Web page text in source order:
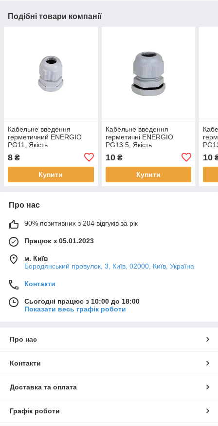
Подібні товари компанії
Кабельне введення
герметичний ENERGIO
PG11, Якість
8 ₴
Купити
Кабельне введення
герметичні ENERGIO
PG13.5, Якість
10₴
Купити
10
Про нас
90% позитивних з 204 відгуків за рік
Працює з 05.01.2023
м. Київ
Бородянський провулок, 3, Київ, 02000, Київ, Україна
Контакти
Сьогодні працює з 10:00 до 18:00
Показати весь графік роботи
Про нас
Контакти
Доставка та оплата
Графік роботи